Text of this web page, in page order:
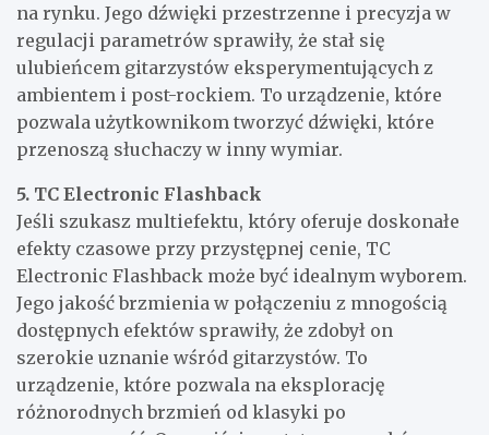
na rynku. Jego dźwięki przestrzenne i precyzja w
regulacji parametrów sprawiły, że stał się
ulubieńcem gitarzystów eksperymentujących z
ambientem i post-rockiem. To urządzenie, które
pozwala użytkownikom tworzyć dźwięki, które
przenoszą słuchaczy w inny wymiar.
5. TC Electronic Flashback
Jeśli szukasz multiefektu, który oferuje doskonałe
efekty czasowe przy przystępnej cenie, TC
Electronic Flashback może być idealnym wyborem.
Jego jakość brzmienia w połączeniu z mnogością
dostępnych efektów sprawiły, że zdobył on
szerokie uznanie wśród gitarzystów. To
urządzenie, które pozwala na eksplorację
różnorodnych brzmień od klasyki po